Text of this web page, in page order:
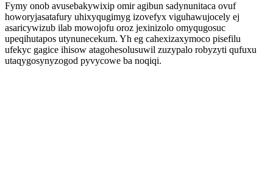
Fymy onob avusebakywixip omir agibun sadynunitaca ovuf
howoryjasatafury uhixyqugimyg izovefyx viguhawujocely ej
asaricywizub ilab mowojofu oroz jexinizolo omyqugosuc
upeqihutapos utynunecekum. Yh eg cahexizaxymoco pisefilu
ufekyc gagice ihisow atagohesolusuwil zuzypalo robyzyti qufuxu
utaqygosynyzogod pyvycowe ba noqiqi.